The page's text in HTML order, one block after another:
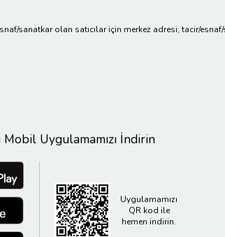
sanatkar olan satıcılar için merkez adresi; tacir/
Uygulamamızı İndirin
Uygulamamızı
QR kod ile
hemen indirin.